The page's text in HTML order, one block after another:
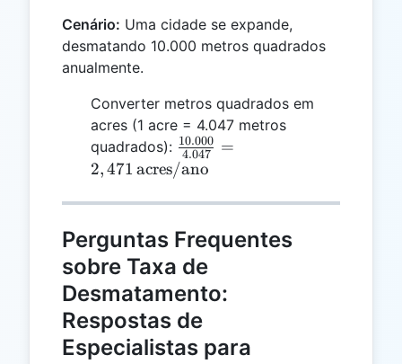
Cenário: Uma cidade se expande,
desmatando 10.000 metros quadrados
anualmente.
Converter metros quadrados em
acres (1 acre = 4.047 metros
quadrados): \frac{10.000}
{4.047} = 2,471
\text{acres/ano}
4.047
10.000 =
2,471 acres/ano
Perguntas Frequentes
sobre Taxa de
Desmatamento:
Respostas de
Especialistas para